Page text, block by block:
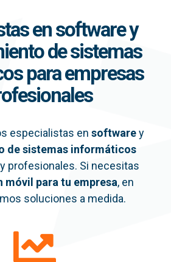
en software y
de sistemas
para empresas
especialistas en softwarey
de sistemas informáticos
profesionales. Si necesitas
móvil para tu empresa, en
soluciones a medida.